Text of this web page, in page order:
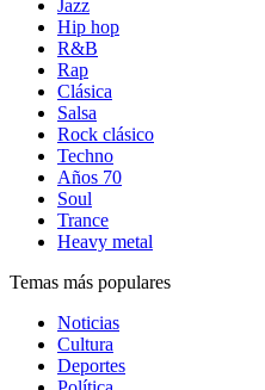
Jazz
Hip hop
R&B
Rap
Clásica
Salsa
Rock clásico
Techno
Años 70
Soul
Trance
Heavy metal
Temas más populares
Noticias
Cultura
Deportes